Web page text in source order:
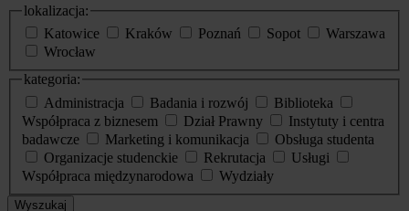
lokalizacja:
Katowice
Kraków Poznań Sopot
Warszawa
Wrocław
kategoria:
Administracja
Badania i rozwój
Biblioteka
Współpraca z biznesem
Dział Prawny
Instytuty i centra
badawcze
Marketing i komunikacja
Obsługa studenta
Organizacje studenckie
Rekrutacja
Usługi
Współpraca międzynarodowa
Wydziały
Wyszukaj